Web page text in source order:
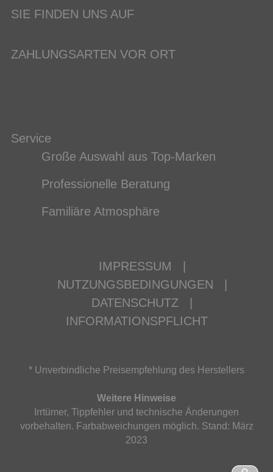
SIE FINDEN UNS AUF
ZAHLUNGSARTEN VOR ORT
Service
Große Auswahl aus Top-Marken
Professionelle Beratung
Familiäre Atmosphäre
IMPRESSUM
NUTZUNGSBEDINGUNGEN
DATENSCHUTZ
INFORMATIONSPFLICHT
* Unverbindliche Preisempfehlung des Herstellers
Weitere Hinweise
Irrtümer, Tippfehler und technische Änderungen
vorbehalten. Farbabweichungen möglich. Stand: März
2023